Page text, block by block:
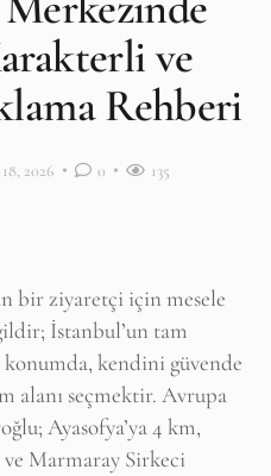
ve
Rehberi
2026 0 135
bir ziyaretçi için mesele
İstanbul’un tam
kendini güvende
alanı seçmektir. Avrupa
Ayasofya’ya 4 km,
Marmaray Sirkeci